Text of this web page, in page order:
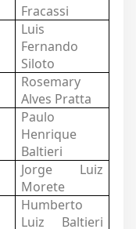
Fracassi
Luis
Fernando
Siloto
Rosemary
Alves Pratta
Paulo
Henrique
Baltieri
Jorge Luiz
Morete
Humberto
Luiz Baltieri